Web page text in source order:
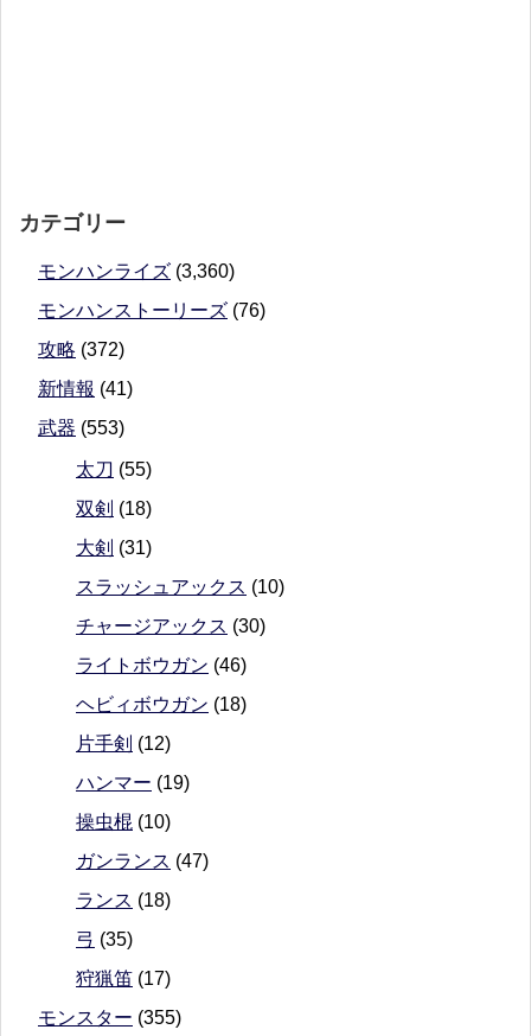
カテゴリー
モンハンライズ (3,360)
モンハンストーリーズ (76)
攻略 (372)
新情報 (41)
武器 (553)
太刀 (55)
双剣 (18)
大剣 (31)
スラッシュアックス (10)
チャージアックス (30)
ライトボウガン (46)
ヘビィボウガン (18)
片手剣 (12)
ハンマー (19)
操虫棍 (10)
ガンランス (47)
ランス (18)
弓 (35)
狩猟笛 (17)
モンスター (355)